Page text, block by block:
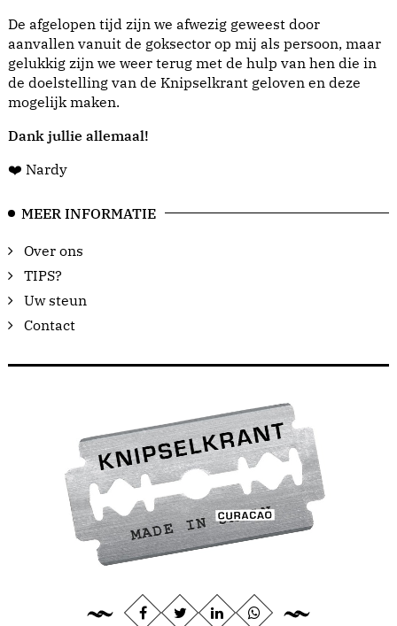
De afgelopen tijd zijn we afwezig geweest door
aanvallen vanuit de goksector op mij als persoon, maar
gelukkig zijn we weer terug met de hulp van hen die in
de doelstelling van de Knipselkrant geloven en deze
mogelijk maken.
Dank jullie allemaal!
❤️ Nardy
MEER INFORMATIE
Over ons
TIPS?
Uw steun
Contact